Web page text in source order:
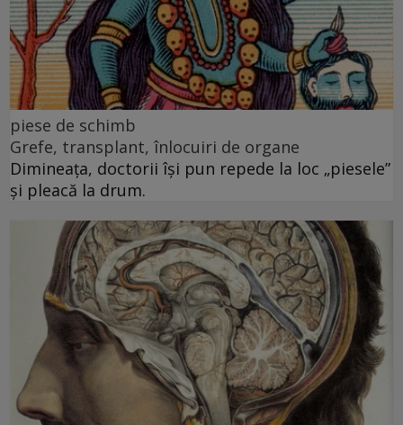
piese de schimb
Grefe, transplant, înlocuiri de organe
Dimineața, doctorii își pun repede la loc „piesele”
și pleacă la drum.